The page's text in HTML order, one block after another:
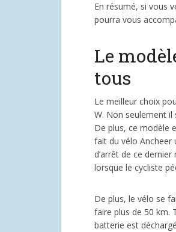
En résumé, si vous
pourra vous
Le
tous
Le meilleur choix
W. Non seulement il
De plus, ce modèle
fait du vélo Ancheer
d’arrêt de ce
lorsque le cycliste
De plus, le vélo se
faire plus de 50 km.
batterie est